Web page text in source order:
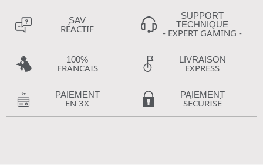
SAV
RÉACTIF
SUPPORT
TECHNIQUE
- EXPERT GAMING -
100%
FRANCAIS
LIVRAISON
EXPRESS
PAIEMENT
EN 3X
PAIEMENT
SÉCURISÉ